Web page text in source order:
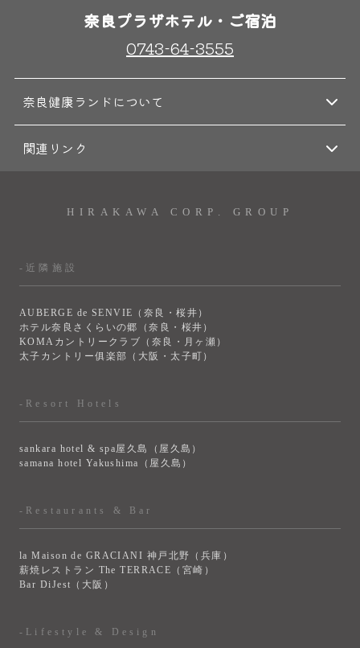
奈良プラザホテル・ご宿泊
0743-64-3555
奈良健康ランドについて
関連リンク
HIRAKAWA CORP. GROUP
-近隣施設
AUBERGE de SENVIE（奈良・桜井）
ホテル奈良さくらいの郷（奈良・桜井）
KOMAカントリークラブ（奈良・月ヶ瀬）
太子カントリー俱楽部（大阪・太子町）
-Resort Hotels
sankara hotel & spa屋久島（屋久島）
samana hotel Yakushima（屋久島）
-Restaurants & Bar
la Maison de GRACIANI 神戸北野（兵庫）
薪焼レストラン The TERRACE（宮崎）
Bar DiJest（大阪）
-Lifestyle & Design